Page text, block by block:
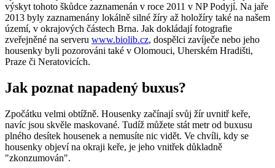
výskyt tohoto škůdce zaznamenán v roce 2011 v NP Podyjí. Na jaře
2013 byly zaznamenány lokálně silné žíry až holožíry také na našem
území, v okrajových částech Brna. Jak dokládají fotografie
zveřejněné na serveru www.biolib.cz, dospělci zavíječe nebo jeho
housenky byli pozorováni také v Olomouci, Uherském Hradišti,
Praze či Neratovicích.
Jak poznat napadený buxus?
Zpočátku velmi obtížně. Housenky začínají svůj žír uvnitř keře,
navíc jsou skvěle maskované. Tudíž můžete stát metr od buxusu
plného desítek housenek a nemusíte nic vidět. Ve chvíli, kdy se
housenky objeví na okraji keře, je jeho vnitřek důkladně
"zkonzumován".